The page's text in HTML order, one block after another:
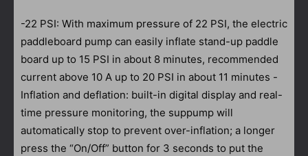
-22 PSI: With maximum pressure of 22 PSI, the electric
paddleboard pump can easily inflate stand-up paddle
board up to 15 PSI in about 8 minutes, recommended
current above 10 A up to 20 PSI in about 11 minutes -
Inflation and deflation: built-in digital display and real-
time pressure monitoring, the suppump will
automatically stop to prevent over-inflation; a longer
press the “On/Off” button for 3 seconds to put the